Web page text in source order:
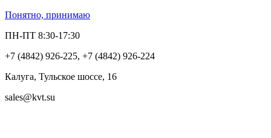
Понятно, принимаю
ПН-ПТ 8:30-17:30
+7 (4842) 926-225, +7 (4842) 926-224
Калуга, Тульское шоссе, 16
sales@kvt.su